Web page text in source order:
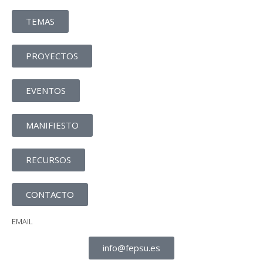
TEMAS
PROYECTOS
EVENTOS
MANIFIESTO
RECURSOS
CONTACTO
EMAIL
info@fepsu.es